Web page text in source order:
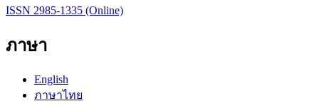
ISSN 2985-1335 (Online)
ภาษา
English
ภาษาไทย